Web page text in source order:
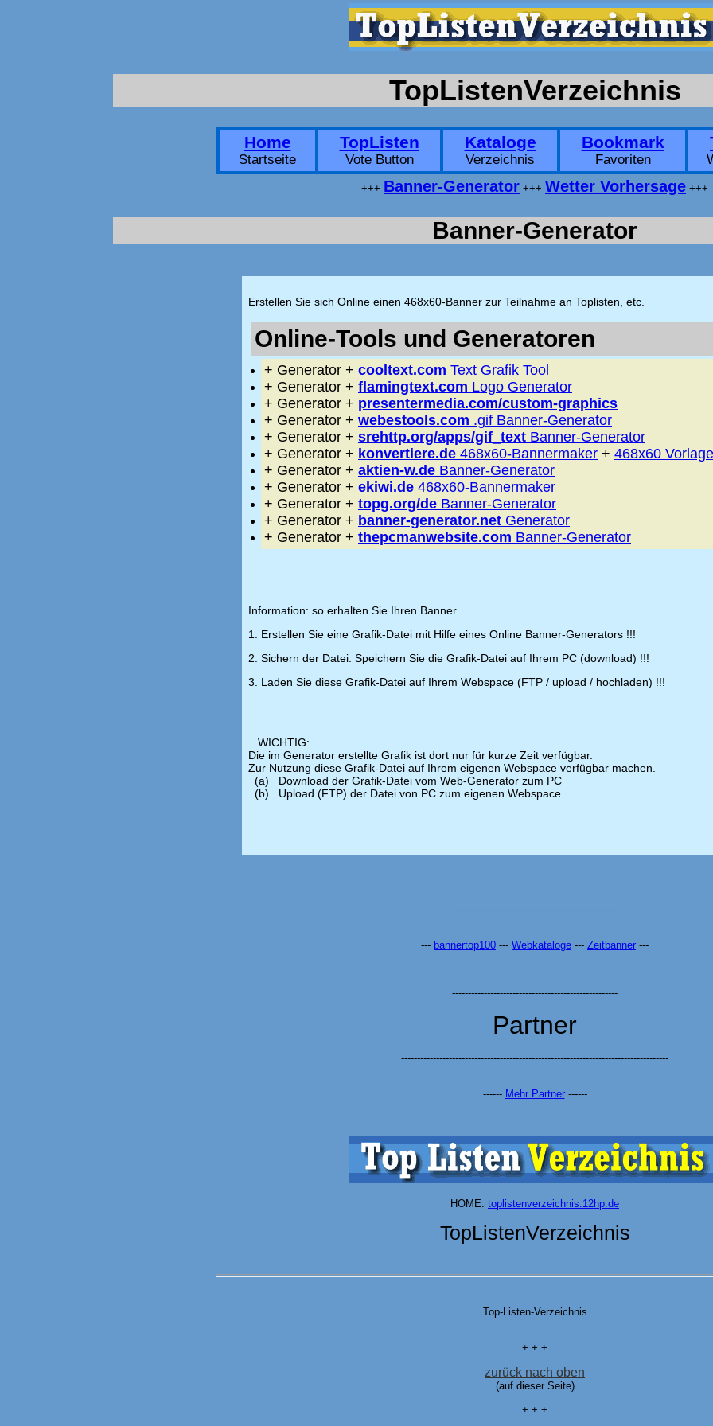
TopListenVerzeichnis
Home
Startseite
TopListen
Vote Button
Kataloge
Verzeichnis
Bookmark
Favoriten
+++ Banner-Generator +++ Wetter Vorhersage +++
Banner-Generator
Erstellen Sie sich Online einen 468x60-Banner zur Teilnahme an Toplisten, etc.
Online-Tools und Generatoren
+ Generator + cooltext.com Text Grafik Tool
+ Generator + flamingtext.com Logo Generator
+ Generator + presentermedia.com/custom-graphics
+ Generator + webestools.com .gif Banner-Generator
+ Generator + srehttp.org/apps/gif_text Banner-Generator
+ Generator + konvertiere.de 468x60-Bannermaker + 468x60
+ Generator + aktien-w.de Banner-Generator
+ Generator + ekiwi.de 468x60-Bannermaker
+ Generator + topg.org/de Banner-Generator
+ Generator + banner-generator.net Generator
+ Generator + thepcmanwebsite.com Banner-Generator
Information: so erhalten Sie Ihren Banner
1. Erstellen Sie eine Grafik-Datei mit Hilfe eines Online Banner-Generators !!!
2. Sichern der Datei: Speichern Sie die Grafik-Datei auf Ihrem PC (download) !!!
3. Laden Sie diese Grafik-Datei auf Ihrem Webspace (FTP / upload / hochladen) !!!
WICHTIG:
Die im Generator erstellte Grafik ist dort nur für kurze Zeit verfügbar.
Zur Nutzung diese Grafik-Datei auf Ihrem eigenen Webspace verfügbar machen.
(a) Download der Grafik-Datei vom Web-Generator zum PC
(b) Upload (FTP) der Datei von PC zum eigenen Webspace
----------------------------------------------------
--- bannertop100 --- Webkataloge --- Zeitbanner ---
----------------------------------------------------
Partner
------------------------------------------------------------------------------------
------ Mehr Partner------
HOME: toplistenverzeichnis.12hp.de
TopListenVerzeichnis
Top-Listen-Verzeichnis
+ + +
zurück nach oben
(auf dieser Seite)
+ + +